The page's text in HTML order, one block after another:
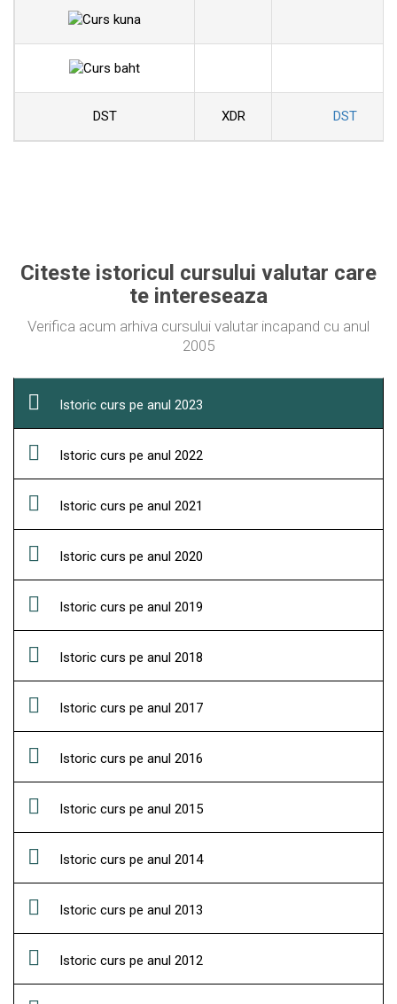
DST XDR DST
Citeste istoricul cursului valutar care
te intereseaza
Verifica acum arhiva cursului valutar incapand cu anul
2005
Istoric curs pe anul 2023
Istoric curs pe anul 2022
Istoric curs pe anul 2021
Istoric curs pe anul 2020
Istoric curs pe anul 2019
Istoric curs pe anul 2018
Istoric curs pe anul 2017
Istoric curs pe anul 2016
Istoric curs pe anul 2015
Istoric curs pe anul 2014
Istoric curs pe anul 2013
Istoric curs pe anul 2012